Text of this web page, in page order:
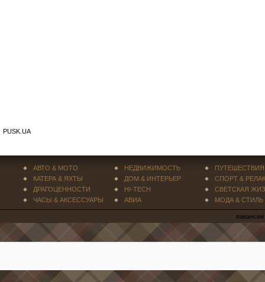
PUSK.UA
АВТО & МОТО
КАТЕРА & ЯХТЫ
ДРАГОЦЕННОСТИ
ЧАСЫ & АКСЕССУАРЫ
НЕДВИЖИМОСТЬ
ДОМ & ИНТЕРЬЕР
HI-TECH
АВИА
ПУТЕШЕСТВИЯ
СПОРТ &
СВЕТСКАЯ
МОДА & СТИЛЬ